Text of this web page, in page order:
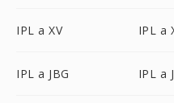
IPL a XV IPL a
IPL a JBG IPL a